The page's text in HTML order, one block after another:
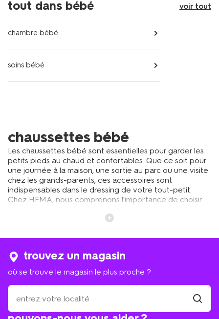
tout dans bébé voir tout
chambre bébé
soins bébé
chaussettes bébé
Les chaussettes bébé sont essentielles pour garder les
petits pieds au chaud et confortables. Que ce soit pour
une journée à la maison, une sortie au parc ou une visite
chez les grands-parents, ces accessoires sont
indispensables dans le dressing de votre tout-petit.
Chez HEMA, nous comprenons l'importance de choisir
nous proposons une large gamme adaptée à tous les
aux couleurs douces, en passant par les modèles
saura ravir parents et bébés. Pour les journées plus
fraîches, pensez aussi à nos collants bébé, parfaits pour
garder les petites jambes au chaud tout en permettant
une liberté de mouvement. Découvrez comment
sélectionner les meilleures chaussettes et collants pour
votre bébé, et laissez-nous vous guider à travers notre
sélection pensée pour le confort et le style de votre
trouvez un magasin
où se trouve le magasin le plus proche ?
où
trouve
trouver